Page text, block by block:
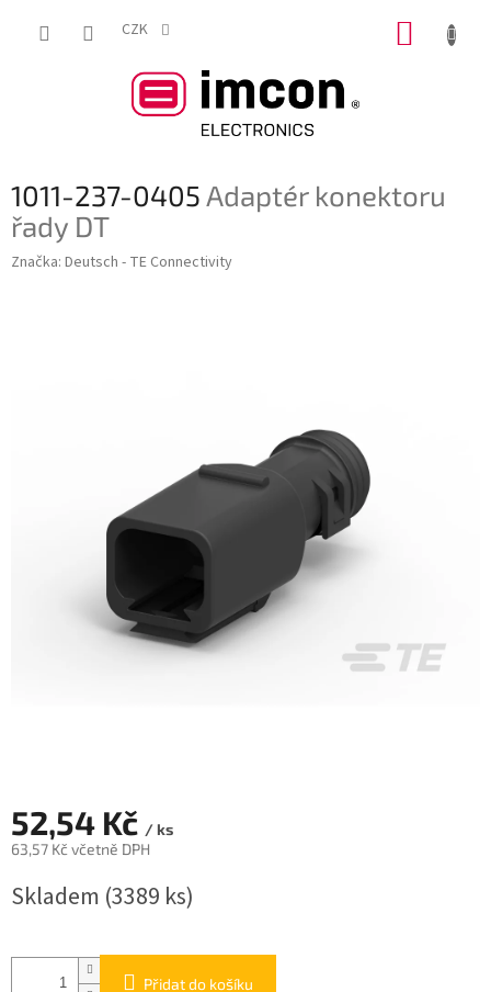
CZK
1011-237-0405Adaptér konektoru
řady DT
Značka: Deutsch - TE Connectivity
52,54 Kč / ks
63,57 Kč včetně DPH
cena:
Skladem (3389 ks)
Přidat do košíku